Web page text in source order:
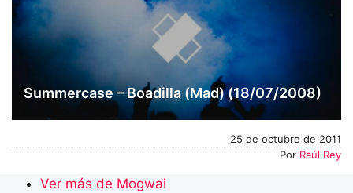
Summercase – Boadilla (Mad) (18/07/2008)
25 de octubre de 2011
Por Raúl Rey
Ver más de Mogwai